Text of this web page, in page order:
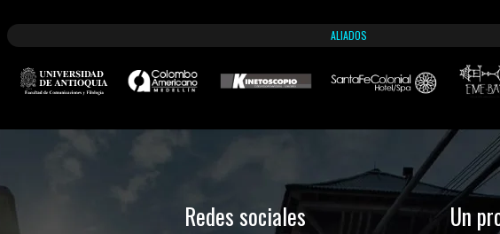
ALIADOS
Redes sociales Un